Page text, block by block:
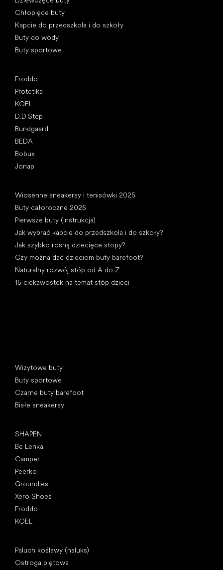
Chłopięce buty
Kapcie do przedszkola i do szkoły
Buty do wody
Buty sportowe
Froddo
Protetika
KOEL
D.D.Step
Bundgaard
BEDA
Bobux
Jonap
Wiosenne sneakersy i tenisówki 2025
Buty całoroczne 2025
Pierwsze buty (instrukcja)
Jak wybrać kapcie do przedszkola i do szkoły?
Jak szybko rosną dziecięce stopy?
Czy można dać dzieciom buty barefoot?
Naturalny rozwój stóp od A do Z
15 ciekawostek na temat stóp dzieci
Wizytowe buty
Buty sportowe
Czarne buty barefoot
Białe sneakersy
SHAPEN
Be Lenka
Camper
Peerko
Groundies
Xero Shoes
Froddo
KOEL
Paluch koślawy (haluks)
Ostroga piętowa